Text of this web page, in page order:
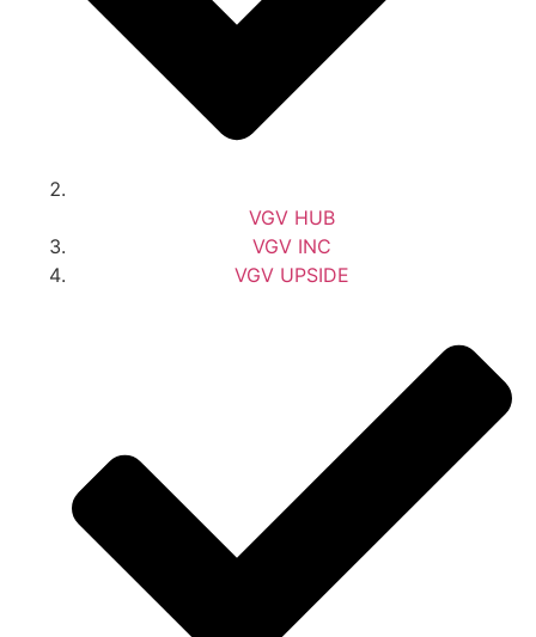
VGV HUB
VGV INC
VGV UPSIDE